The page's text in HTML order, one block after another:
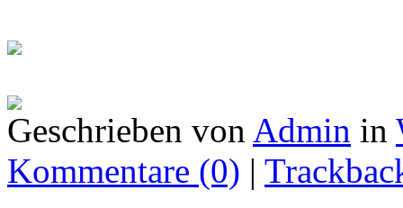
Geschrieben von Admin in
Kommentare (0) |